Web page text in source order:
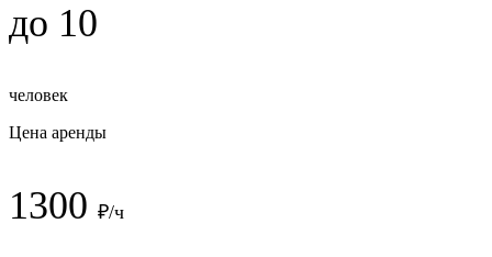
до 10
человек
Цена аренды
1300 ₽/ч